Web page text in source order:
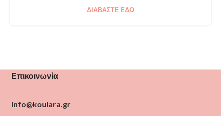
ΔΙΑΒΆΣΤΕ ΕΔΏ
Επικοινωνία
info@koulara.gr